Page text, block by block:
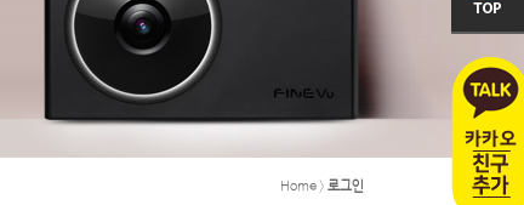
Home > 로그인